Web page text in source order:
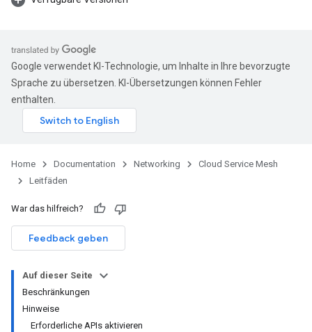
Google verwendet KI-Technologie, um Inhalte in Ihre bevorzugte
Sprache zu übersetzen. KI-Übersetzungen können Fehler
enthalten.
Home Documentation Networking
Cloud Service Mesh
Leitfäden
War das hilfreich?
Feedback geben
Auf dieser Seite
Beschränkungen
Hinweise
Erforderliche APIs aktivieren